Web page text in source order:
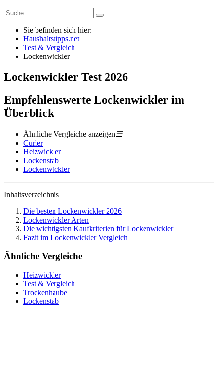
Sie befinden sich hier:
Haushaltstipps.net
Test & Vergleich
Lockenwickler
Lockenwickler Test 2026
Empfehlenswerte Lockenwickler im
Überblick
Ähnliche Vergleiche anzeigen☰
Curler
Heizwickler
Lockenstab
Lockenwickler
Inhaltsverzeichnis
Die besten Lockenwickler 2026
Lockenwickler Arten
Die wichtigsten Kaufkriterien für Lockenwickler
Fazit im Lockenwickler Vergleich
Ähnliche Vergleiche
Heizwickler
Test & Vergleich
Trockenhaube
Lockenstab